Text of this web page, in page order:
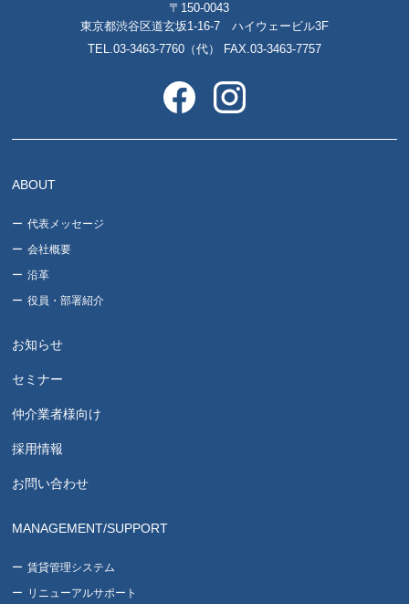
〒150-0043
東京都渋谷区道玄坂1-16-7 ハイウェービル3F
TEL.03-3463-7760（代） FAX.03-3463-7757
ABOUT
代表メッセージ
会社概要
沿革
役員・部署紹介
お知らせ
セミナー
仲介業者様向け
採用情報
お問い合わせ
MANAGEMENT/SUPPORT
賃貸管理システム
リニューアルサポート